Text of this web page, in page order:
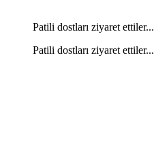
Patili dostları ziyaret ettiler...
Patili dostları ziyaret ettiler...